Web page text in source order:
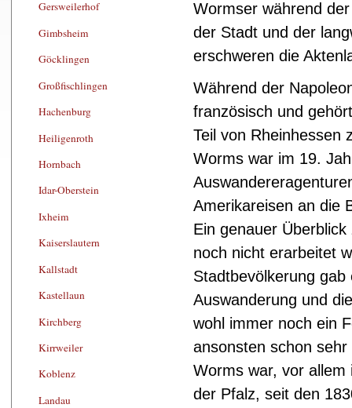
Gersweilerhof
Gimbsheim
Göcklingen
Großfischlingen
Hachenburg
Heiligenroth
Hornbach
Idar-Oberstein
Ixheim
Kaiserslautern
Kallstadt
Kastellaun
Kirchberg
Kirrweiler
Koblenz
Landau
Wormser während
der Stadt und der
erschweren die
Während der
französisch und
Teil von Rheinhessen
Worms war im 19.
Amerikareisen an die
Ein genauer
noch nicht erarbeitet
Stadtbevölkerung
Auswanderung und
wohl immer noch ein
ansonsten schon
Worms war, vor allem
der Pfalz, seit den